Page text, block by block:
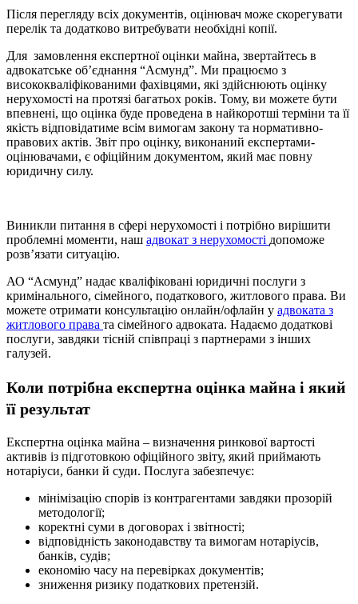
Після перегляду всіх документів, оцінювач може скорегувати
перелік та додатково витребувати необхідні копії.
Для замовлення експертної оцінки майна, звертайтесь в
адвокатське об’єднання “Асмунд”. Ми працюємо з
висококваліфікованими фахівцями, які здійснюють оцінку
нерухомості на протязі багатьох років. Тому, ви можете бути
впевнені, що оцінка буде проведена в найкоротші терміни та її
якість відповідатиме всім вимогам закону та нормативно-
правових актів. Звіт про оцінку, виконаний експертами-
оцінювачами, є офіційним документом, який має повну
юридичну силу.
Виникли питання в сфері нерухомості і потрібно вирішити
проблемні моменти, наш адвокат з нерухомості допоможе
розв’язати ситуацію.
АО “Асмунд” надає кваліфіковані юридичні послуги з
кримінального, сімейного, податкового, житлового права. Ви
можете отримати консультацію онлайн/офлайн у адвоката з
житлового права та сімейного адвоката. Надаємо додаткові
послуги, завдяки тісній співпраці з партнерами з інших
галузей.
Коли потрібна експертна оцінка майна і який
її результат
Експертна оцінка майна – визначення ринкової вартості
активів із підготовкою офіційного звіту, який приймають
нотаріуси, банки й суди. Послуга забезпечує:
мінімізацію спорів із контрагентами завдяки прозорій
методології;
коректні суми в договорах і звітності;
відповідність законодавству та вимогам нотаріусів,
банків, судів;
економію часу на перевірках документів;
зниження ризику податкових претензій.